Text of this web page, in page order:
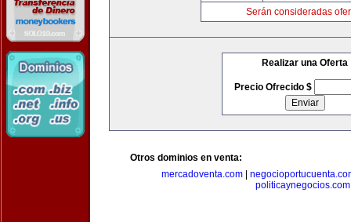
Serán consideradas
Realizar una Oferta
Precio Ofrecido $
Otros dominios en venta:
mercadoventa.com
politicaynegocios.com